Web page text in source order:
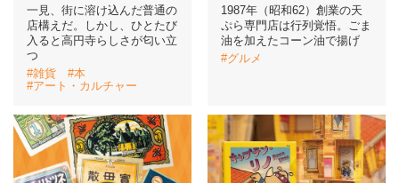
一見、街に溶け込んだ普通の
店構えだ。しかし、ひとたび
入ると高円寺らしさが匂い立
つ
#雑貨
#本
#アート・カルチャー
1987年（昭和62）創業の天
ぷら専門店は行列覚悟。ごま
油を加えたコーン油で揚げ
#グルメ